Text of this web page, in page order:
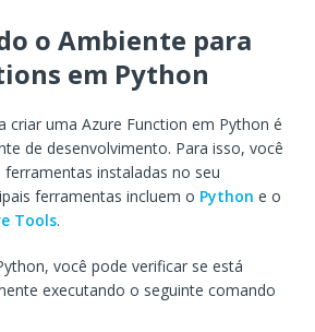
o Ambiente para
em Python
criar uma Azure Function em Python é
de desenvolvimento. Para isso, você
instaladas no seu
ferramentas incluem o Python e o
Tools.
você pode verificar se está
executando o seguinte comando